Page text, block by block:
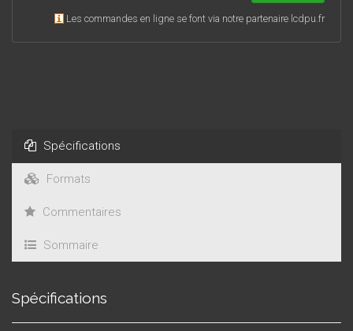
Les commandes en ligne se font via notre partenaire lcdpu.fr
Spécifications
Formats
Commentaires
Sommaire
Spécifications